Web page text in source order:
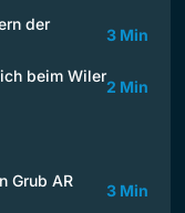
der
3 Min
beim Wiler
2 Min
Grub AR
3 Min